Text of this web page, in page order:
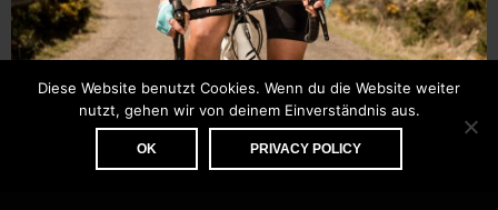
Diese Website benutzt Cookies. Wenn du die Website weiter
nutzt, gehen wir von deinem Einverständnis aus.
OK PRIVACY POLICY